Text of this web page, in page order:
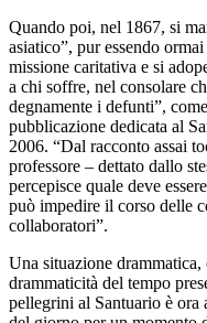
Quando poi, nel 1867, si
asiatico”, pur essendo
missione caritativa e si
a chi soffre, nel consolare
degnamente i defunti”,
pubblicazione dedicata al
2006. “Dal racconto assai
professore – dettato dallo
percepisce quale deve
può impedire il corso delle
collaboratori”.
Una situazione
drammaticità del tempo
pellegrini al Santuario è ora